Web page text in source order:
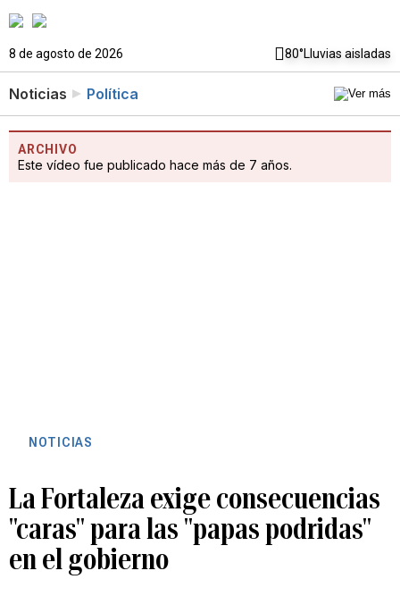
8 de agosto de 2026 80°Lluvias aisladas
Noticias Política
ARCHIVO
Este vídeo fue publicado hace más de 7 años.
NOTICIAS
La Fortaleza exige consecuencias
"caras" para las "papas podridas"
en el gobierno